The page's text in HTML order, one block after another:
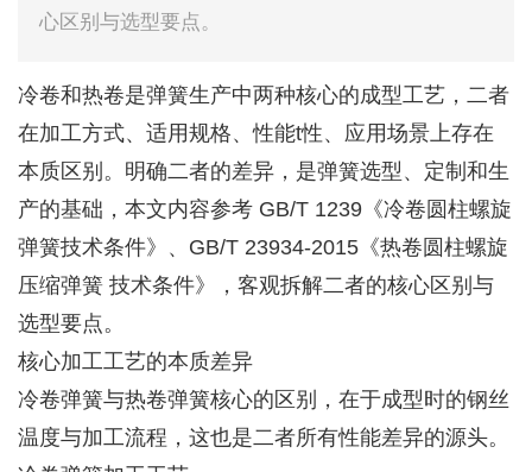
心区别与选型要点。
冷卷和热卷是弹簧生产中两种核心的成型工艺，二者
在加工方式、适用规格、性能t性、应用场景上存在
本质区别。明确二者的差异，是弹簧选型、定制和生
产的基础，本文内容参考 GB/T 1239《冷卷圆柱螺旋
弹簧技术条件》、GB/T 23934-2015《热卷圆柱螺旋
压缩弹簧 技术条件》，客观拆解二者的核心区别与
选型要点。
核心加工工艺的本质差异
冷卷弹簧与热卷弹簧核心的区别，在于成型时的钢丝
温度与加工流程，这也是二者所有性能差异的源头。